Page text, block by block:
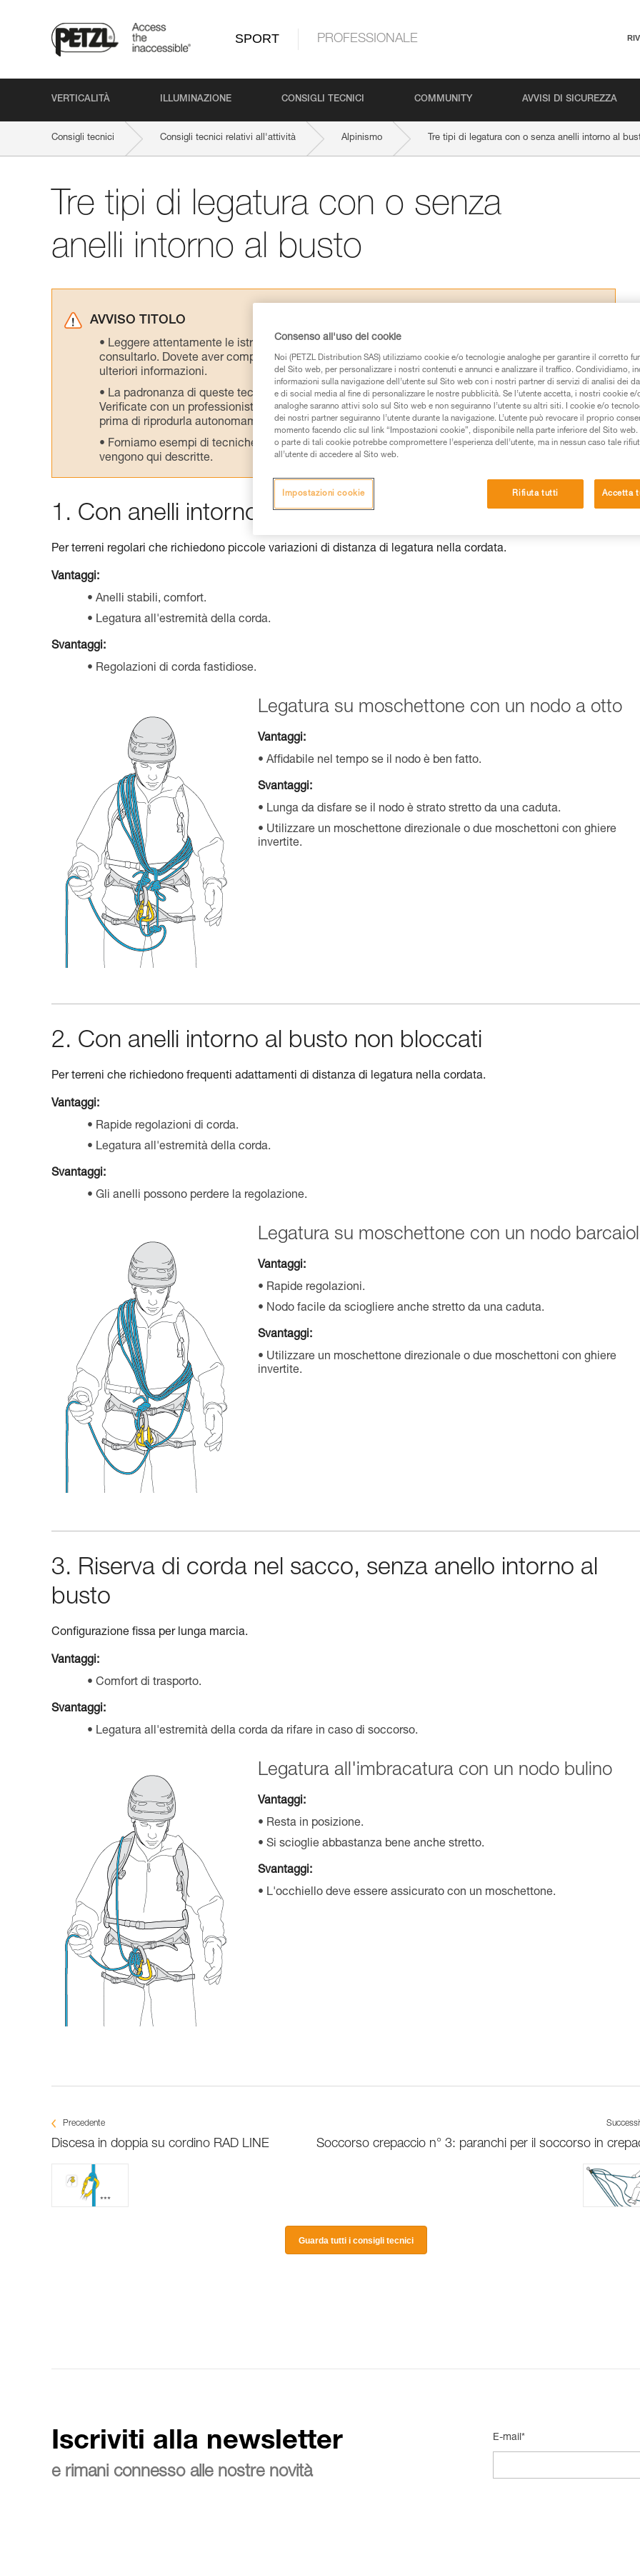
SPORT PROFESSIONALE
VERTICALITÀ ILLUMINAZIONE CONSIGLI TECNICI COMMUNITY AVVISI DI SICUREZZA
Consigli tecnici Consigli tecnici relativi all'attività Alpinismo Tre tipi di legatura con o senza anelli intorno al
Tre tipi di legatura con o senza
anelli intorno al busto
AVVISO TITOLO
Leggere attentamente le istruzioni tecniche dei prodotti utilizzati in questo consiglio prima di
consultarlo. Dovete aver compreso le informazioni dell’istruzione tecnica per poter capire queste
ulteriori informazioni.
La padronanza di queste tecniche richiede una formazione ed un addestramento specifico.
Verificate con un professionista la vostra capacità di rifare la manovra, da soli, in piena sicurezza,
prima di riprodurla autonomamente.
Forniamo esempi di tecniche relative alla vostra attività. Ne possono esistere altre che non
vengono qui descritte.
1. Con anelli intorno al busto bloccati
Per terreni regolari che richiedono piccole variazioni di distanza di legatura nella cordata.
Vantaggi:
Anelli stabili, comfort.
Legatura all'estremità della corda.
Svantaggi:
Regolazioni di corda fastidiose.
Legatura su moschettone con un nodo a otto
Vantaggi:
Affidabile nel tempo se il nodo è ben fatto.
Svantaggi:
Lunga da disfare se il nodo è strato stretto da una caduta.
Utilizzare un moschettone direzionale o due moschettoni con ghiere
invertite.
2. Con anelli intorno al busto non bloccati
Per terreni che richiedono frequenti adattamenti di distanza di legatura nella cordata.
Vantaggi:
Rapide regolazioni di corda.
Legatura all'estremità della corda.
Svantaggi:
Gli anelli possono perdere la regolazione.
Legatura su moschettone con un nodo
Vantaggi:
Rapide regolazioni.
Nodo facile da sciogliere anche stretto da una caduta.
Svantaggi:
Utilizzare un moschettone direzionale o due moschettoni con ghiere
invertite.
3. Riserva di corda nel sacco, senza anello intorno al
busto
Configurazione fissa per lunga marcia.
Vantaggi:
Comfort di trasporto.
Svantaggi:
Legatura all'estremità della corda da rifare in caso di soccorso.
Legatura all'imbracatura con un nodo bulino
Vantaggi:
Resta in posizione.
Si scioglie abbastanza bene anche stretto.
Svantaggi:
L'occhiello deve essere assicurato con un moschettone.
Precedente
Discesa in doppia su cordino RAD LINE Soccorso crepaccio n° 3: paranchi per il soccorso in
Guarda tutti i consigli tecnici
Iscriviti alla newsletter
e rimani connesso alle nostre novità
E-mail*
Consenso all'uso dei cookie
Noi (PETZL Distribution SAS) utilizziamo cookie e/o tecnologie analoghe per garantire il corretto
del Sito web, per personalizzare i nostri contenuti e annunci e analizzare il traffico. Condividiamo,
informazioni sulla navigazione dell’utente sul Sito web con i nostri partner di servizi di analisi dei
e di social media al fine di personalizzare le nostre pubblicità. Se l’utente accetta, i nostri cookie
analoghe saranno attivi solo sul Sito web e non seguiranno l’utente su altri siti. I cookie e/o
dei nostri partner seguiranno l’utente durante la navigazione. L’utente può revocare il proprio
momento facendo clic sul link “Impostazioni cookie”, disponibile nella parte inferiore del Sito
o parte di tali cookie potrebbe compromettere l’esperienza dell’utente, ma in nessun caso tale
all’utente di accedere al Sito web.
Rifiuta tutti Accetta
Impostazioni cookie